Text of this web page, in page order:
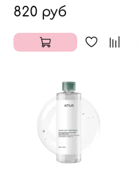
820 руб